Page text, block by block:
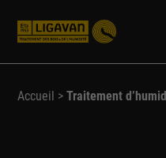
Accueil >Traitement